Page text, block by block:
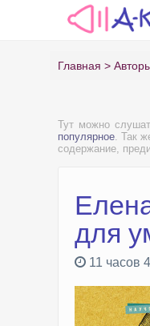
Главная
Тут можно
популярное. Так
содержание,
для
11 часов